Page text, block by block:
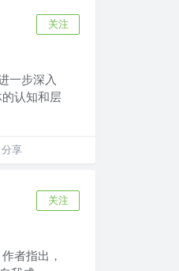
关注
一步深入
认知和层
分享
关注
者指出，